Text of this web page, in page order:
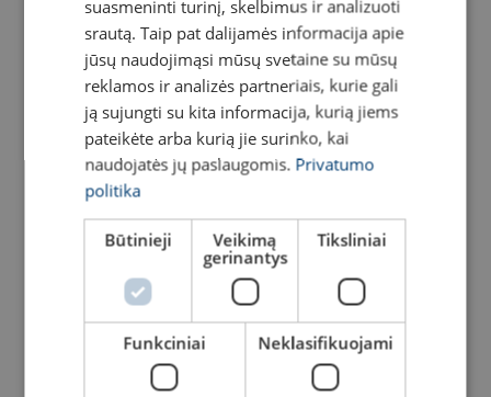
Grandininis telferis SWF
CHAINster
Peržiūrėti produktą
Pastolių elektrinis
keltuvas DM200APV
Peržiūrėti produktą
ENGLISH TRANSLATION
suasmeninti turinį, skelbimus ir analizuoti
srautą. Taip pat dalijamės informacija apie
jūsų naudojimąsi mūsų svetaine su mūsų
reklamos ir analizės partneriais, kurie gali
ją sujungti su kita informacija, kurią jiems
pateikėte arba kurią jie surinko, kai
naudojatės jų paslaugomis. Privatumo
politika
Būtinieji
Veikimą
gerinantys
Tiksliniai
Funkciniai Neklasifikuojami